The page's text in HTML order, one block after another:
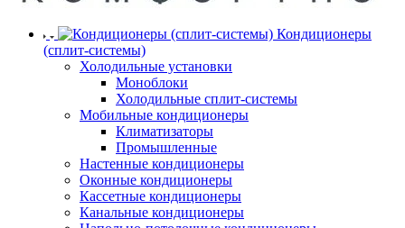
Кондиционеры
(сплит-системы)
Холодильные установки
Моноблоки
Холодильные сплит-системы
Мобильные кондиционеры
Климатизаторы
Промышленные
Настенные кондиционеры
Оконные кондиционеры
Кассетные кондиционеры
Канальные кондиционеры